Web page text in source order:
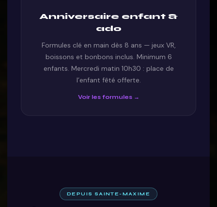
Anniversaire enfant &
ado
Formules clé en main dès 8 ans — jeux VR,
boissons et bonbons inclus. Minimum 6
enfants. Mercredi matin 10h30 : place de
l’enfant fêté offerte.
Voir les formules →
DEPUIS SAINTE-MAXIME